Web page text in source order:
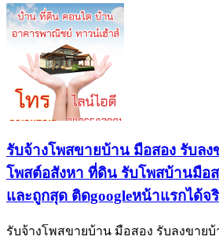
รับจ้างโพสขายบ้าน มือสอง รับล
โพสต์อสังหา ที่ดิน รับโพสบ้านมือ
และถูกสุด ติดgoogleหน้าแรกได้จ
รับจ้างโพสขายบ้าน มือสอง รับลงขาย